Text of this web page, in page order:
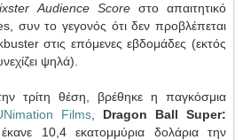
Audience Scoreστο απαιτητικό
συν το γεγονός ότι δεν προβλέπεται
στις επόμενες εβδομάδες (εκτός
ψηλά).
τρίτη θέση, βρέθηκε η παγκόσμια
Films
Dragon Ball Super:
10,4 εκατομμύρια δολάρια την